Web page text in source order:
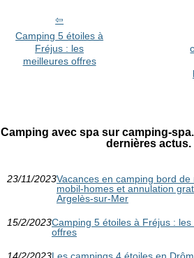
Camping 5 étoiles à
Fréjus : les
meilleures offres
Camping avec spa sur camping-
dernières actus.
23/11/2023Vacances en camping bord de
mobil-homes et annulation
Argelès-sur-Mer
15/2/2023Camping 5 étoiles à Fréjus : les
offres